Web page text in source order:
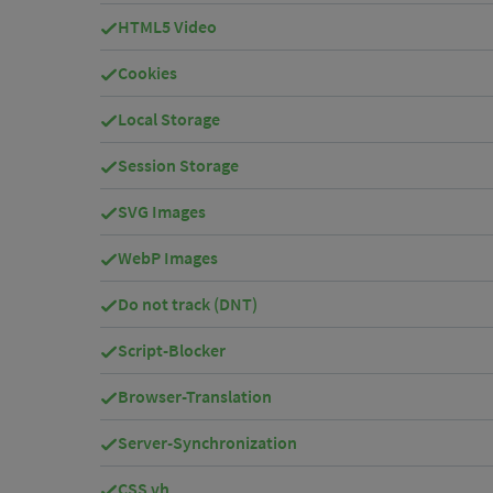
HTML5 Video
Cookies
Local Storage
Session Storage
SVG Images
WebP Images
Do not track (DNT)
Script-Blocker
Browser-Translation
Server-Synchronization
CSS vh